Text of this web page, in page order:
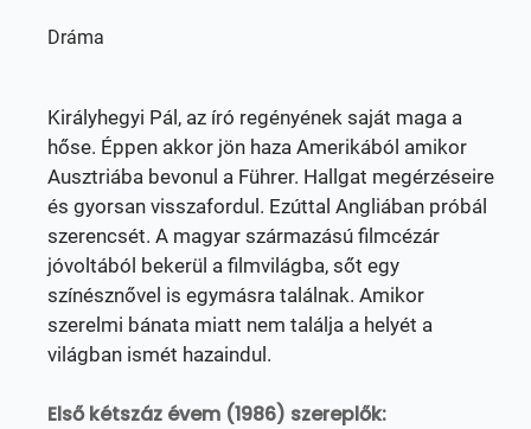
Dráma
Királyhegyi Pál, az író regényének saját maga a
hőse. Éppen akkor jön haza Amerikából amikor
Ausztriába bevonul a Führer. Hallgat megérzéseire
és gyorsan visszafordul. Ezúttal Angliában próbál
szerencsét. A magyar származású filmcézár
jóvoltából bekerül a filmvilágba, sőt egy
színésznővel is egymásra találnak. Amikor
szerelmi bánata miatt nem találja a helyét a
világban ismét hazaindul.
Első kétszáz évem (1986) szereplők: